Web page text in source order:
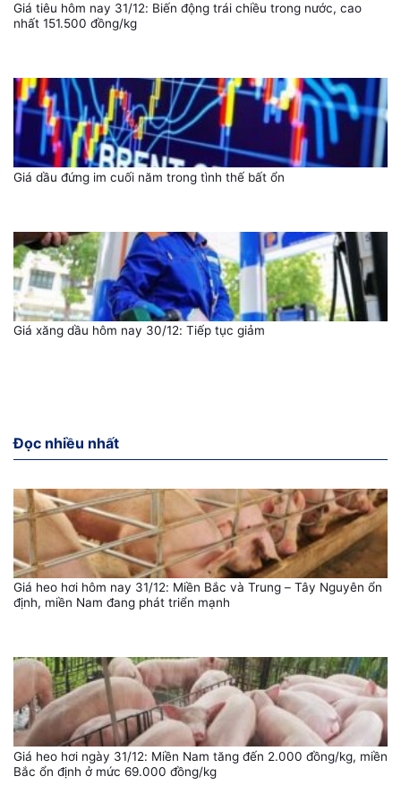
Giá tiêu hôm nay 31/12: Biến động trái chiều trong nước, cao
nhất 151.500 đồng/kg
Giá dầu đứng im cuối năm trong tình thế bất ổn
Giá xăng dầu hôm nay 30/12: Tiếp tục giảm
Đọc nhiều nhất
Giá heo hơi hôm nay 31/12: Miền Bắc và Trung – Tây Nguyên ổn
định, miền Nam đang phát triển mạnh
Giá heo hơi ngày 31/12: Miền Nam tăng đến 2.000 đồng/kg, miền
Bắc ổn định ở mức 69.000 đồng/kg